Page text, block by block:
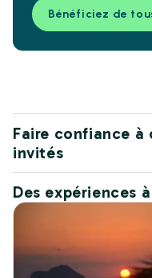
Bénéficiez de
Faire confiance
invités
Des expériences